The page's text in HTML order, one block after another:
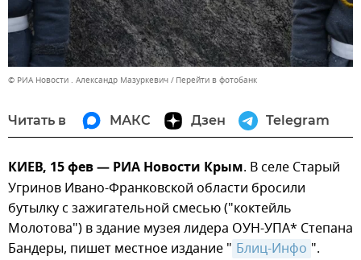
© РИА Новости . Александр Мазуркевич Перейти в фотобанк
Читать в МАКС Дзен Telegram
КИЕВ, 15 фев — РИА Новости Крым. В селе Старый
Угринов Ивано-Франковской области бросили
бутылку с зажигательной смесью ("коктейль
Молотова") в здание музея лидера ОУН-УПА* Степана
Бандеры, пишет местное издание " Блиц-Инфо ".